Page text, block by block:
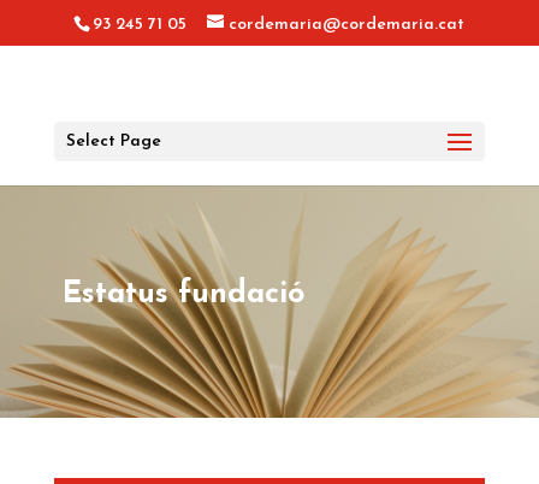
93 245 71 05 cordemaria@cordemaria.cat
Select Page
Estatus fundació